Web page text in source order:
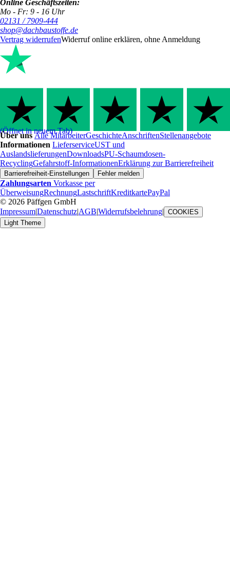
Online Geschäftszeiten:
Mo - Fr: 9 - 16 Uhr
02131 / 7909-444
shop@dachbaustoffe.de
Vertrag widerrufenWiderruf online erklären, ohne Anmeldung
(Öffnet in neuem Tab)
Über unsAlle MitarbeiterGeschichteAnschriftenStellenangebote
Informationen LieferserviceUST und
AuslandslieferungenDownloadsPU-Schaumdosen-
RecyclingGefahrstoff-InformationenErklärung zur Barrierefreiheit
Barrierefreiheit-Einstellungen Fehler melden
Zahlungsarten Vorkasse per
ÜberweisungRechnungLastschriftKreditkartePayPal
© 2026 Päffgen GmbH
Impressum|Datenschutz|AGB|Widerrufsbelehrung| COOKIES
Light Theme